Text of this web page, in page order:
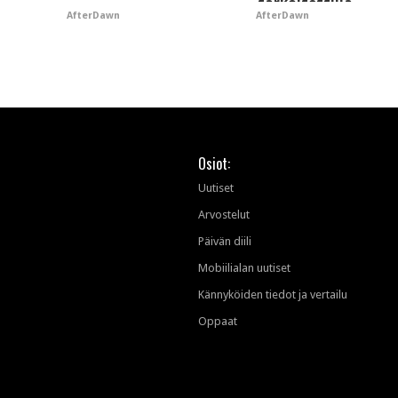
AfterDawn
tarkoitettuja
mainoksia -
AfterDawn
Osiot:
Uutiset
Arvostelut
Päivän diili
Mobiilialan uutiset
Kännyköiden tiedot ja vertailu
Oppaat